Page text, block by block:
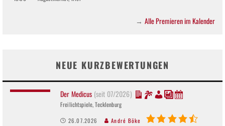
→ Alle Premieren im Kalender
NEUE KURZBEWERTUNGEN
Der Medicus (seit 07/2026)
Freilichtspiele, Tecklenburg
26.07.2026 André Böke